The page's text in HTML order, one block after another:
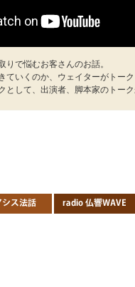
りで悩むお客さんのお話。
ていくのか、ウェイターがトーク
として、出演者、脚本家のトー